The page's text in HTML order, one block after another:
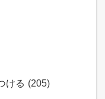
ける (205)